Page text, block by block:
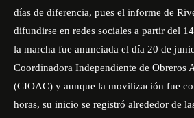
días de diferencia, pues el informe de
difundirse en redes sociales a partir del
la marcha fue anunciada el día 20 de
Coordinadora Independiente de Obreros
(CIOAC) y aunque la movilización fue
horas, su inicio se registró alrededor de